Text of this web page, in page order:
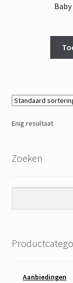
Enig resultaat
Zoeken
Aanbiedingen